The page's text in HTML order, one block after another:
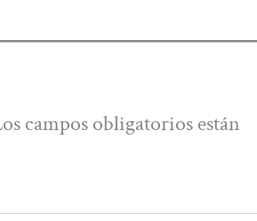
campos obligatorios están